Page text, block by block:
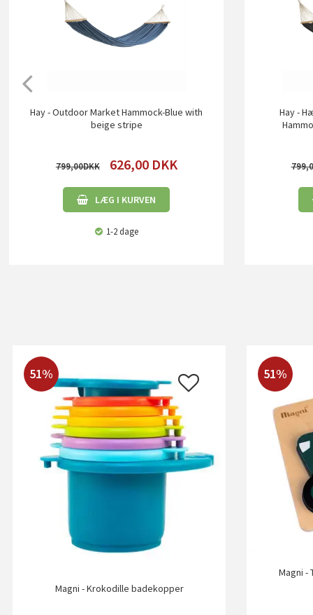
Hay - Outdoor Market Hammock-Blue with
beige stripe
799,00 626,00 DKK
LÆG I KURVEN
1-2 dage
Hay -
51%
Magni - Krokodille badekopper
51%
Magni -